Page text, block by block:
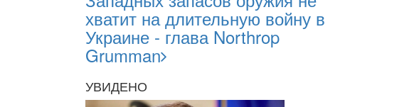
хватит на длительную войну в
Украине - глава Northrop
Grumman
УВИДЕНО